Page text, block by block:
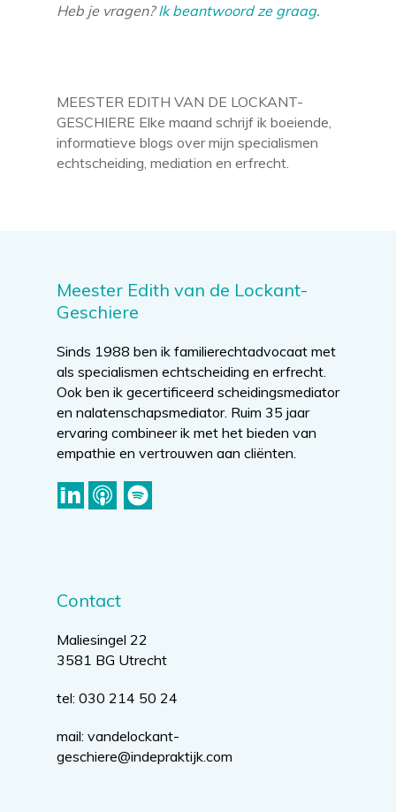
Heb je vragen?Ik beantwoord ze graag.
MEESTER EDITH VAN DE LOCKANT-
GESCHIERE Elke maand schrijf ik boeiende,
informatieve blogs over mijn specialismen
echtscheiding, mediation en erfrecht.
Meester Edith van de Lockant-
Geschiere
Sinds 1988 ben ik familierechtadvocaat met
als specialismen echtscheiding en erfrecht.
Ook ben ik gecertificeerd scheidingsmediator
en nalatenschapsmediator. Ruim 35 jaar
ervaring combineer ik met het bieden van
empathie en vertrouwen aan cliënten.
Contact
Maliesingel 22
3581 BG Utrecht
tel: 030 214 50 24
mail: vandelockant-
geschiere@indepraktijk.com